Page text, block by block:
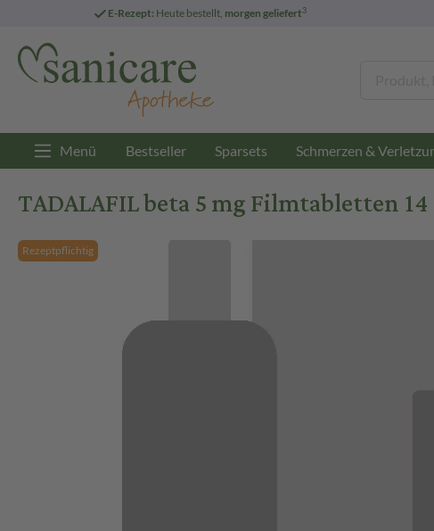
E-Rezept: Heute bestellt, morgen geliefert3
Menü Bestseller Sparsets Schmerzen &
TADALAFIL beta 5 mg Filmtabletten
Rezeptpflichtig